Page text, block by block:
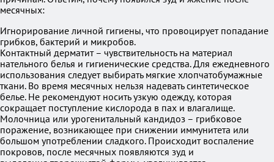
месячных:
Игнорирование личной гигиены, что провоцирует попадание
грибков, бактерий и микробов.
Контактный дерматит – чувствительность на материал
нательного белья и гигиенические средства. Для ежедневного
использования следует выбирать мягкие хлопчатобумажные
ткани. Во время месячных нельзя надевать синтетическое
белье. Не рекомендуют носить узкую одежду, которая
сокращает поступление кислорода в пах и влагалище.
Молочница или урогенитальный кандидоз – грибковое
поражение, возникающее при снижении иммунитета или
большом употреблении сладкого. Происходит воспаление
покровов, после месячных появляются зуд и